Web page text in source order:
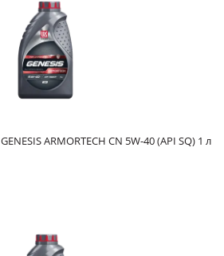
ARMORTECH CN 5W-40 (API SQ) 1 л